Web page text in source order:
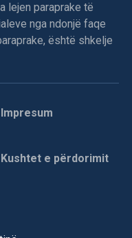
lejen paraprake të
nga ndonjë faqe
është shkelje
Impresum
Kushtet e përdorimit